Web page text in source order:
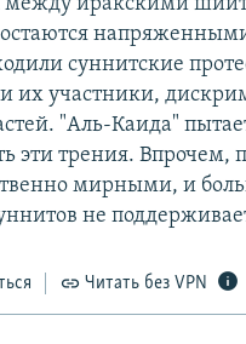
между иракскими
суннитские
их участники,
"Аль-Каида"
эти трения. Впрочем,
мирными, и
не
Читать без VPN